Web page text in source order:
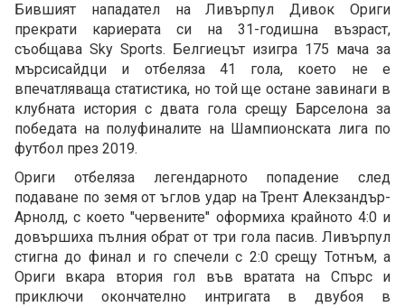
Бившият нападател на Ливърпул Дивок Ориги
прекрати кариерата си на 31-годишна възраст,
съобщава Sky Sports. Белгиецът изигра 175 мача за
мърсисайдци и отбеляза 41 гола, което не е
впечатляваща статистика, но той ще остане завинаги в
клубната история с двата гола срещу Барселона за
победата на полуфиналите на Шампионската лига по
футбол през 2019.
Ориги отбеляза легендарното попадение след
подаване по земя от ъглов удар на Трент Алекзандър-
Арнолд, с което "червените" оформиха крайното 4:0 и
довършиха пълния обрат от три гола пасив. Ливърпул
стигна до финал и го спечели с 2:0 срещу Тотнъм, а
Ориги вкара втория гол във вратата на Спърс и
приключи окончателно интригата в двубоя в